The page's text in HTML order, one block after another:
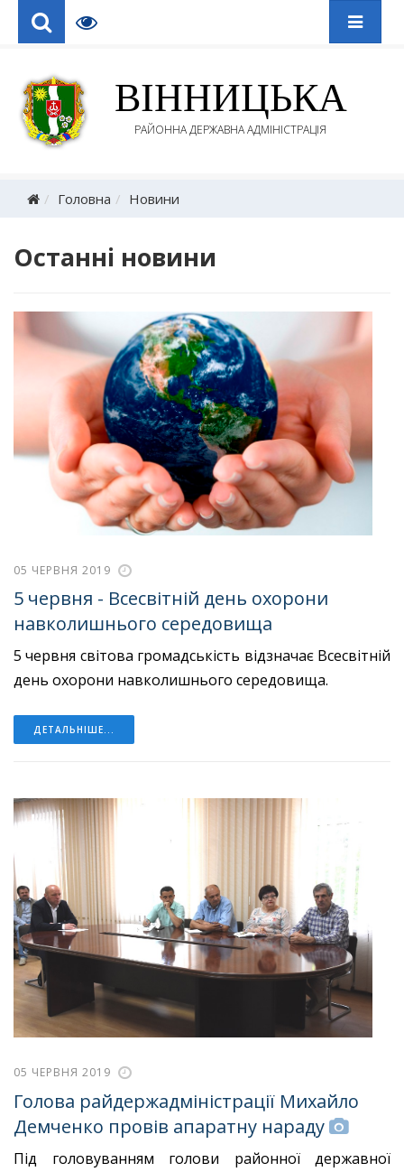
ВІННИЦЬКА
РАЙОННА ДЕРЖАВНА АДМІНІСТРАЦІЯ
Головна Новини
Останні новини
05 ЧЕРВНЯ 2019
5 червня - Всесвітній день охорони
навколишнього середовища
5 червня світова громадськість відзначає Всесвітній
день охорони навколишнього середовища.
ДЕТАЛЬНІШЕ...
05 ЧЕРВНЯ 2019
Голова райдержадміністрації Михайло
Демченко провів апаратну нараду
Під головуванням голови районної державної